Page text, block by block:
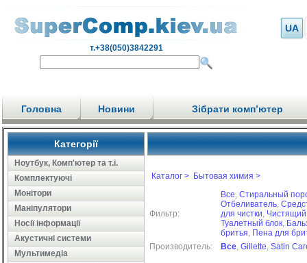
т.+38(050)3842291
UA
Головна Новини Зібрати комп’ютер
Категорії
Ноутбук, Комп'ютер та т.і.
Комплектуючі
Монітори
Маніпулятори
Носії інформації
Акустичні системи
Мультимедіа
Каталог > Бытовая химия >
Фильтр:
Все, Стиральный
Отбеливатель,
для чистки, Чистящий
Туалетный блок,
бритья, Пена для
Производитель:
Все, Gillette, Satin